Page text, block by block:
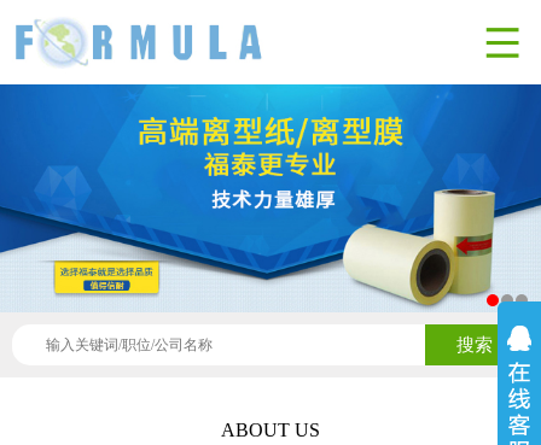
搜索
ABOUT US